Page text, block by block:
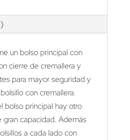
un bolso principal con
cierre de cremallera y
para mayor seguridad y
con cremallera.
bolso principal hay otro
gran capacidad. Además
a cada lado con